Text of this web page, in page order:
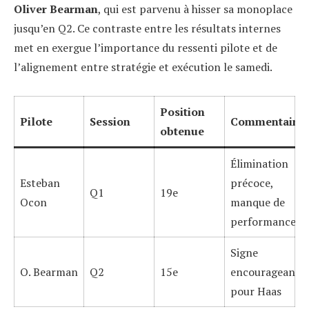
Oliver Bearman, qui est parvenu à hisser sa monoplace
jusqu’en Q2. Ce contraste entre les résultats internes
met en exergue l’importance du ressenti pilote et de
l’alignement entre stratégie et exécution le samedi.
Pilote Session
Position
obtenue
Commentaires
Esteban
Ocon
Q1 19e
Élimination
précoce,
manque de
performance
O. Bearman Q2 15e
Signe
encourageant
pour Haas